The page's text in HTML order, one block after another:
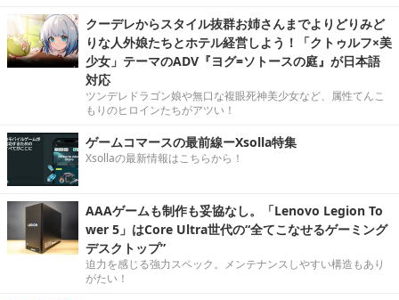
クーデレからスタイル抜群お姉さんまでよりどりみど
りな人外娘たちとホテル経営しよう！「クトゥルフ×美
少女」テーマのADV『ヨグ=ソトースの庭』が日本語
対応
ツンデレドラゴン娘や無口な複眼死神美少女など、属性てんこ
もりのヒロインたちがアツい！
ゲームコマースの最前線ーXsolla特集
Xsollaの最新情報はこちらから！
AAAゲームも制作も妥協なし。「Lenovo Legion To
wer 5」はCore Ultra世代の“全てこなせるゲーミング
デスクトップ”
迫力を感じる強力スペック。メンテナンスしやすい構造もあり
がたい！